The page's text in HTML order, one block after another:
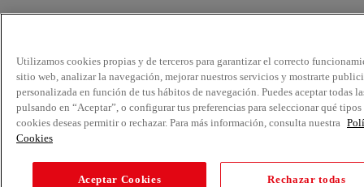
Utilizamos cookies propias y de terceros para garantizar el correcto
sitio web, analizar la navegación, mejorar nuestros servicios y mostrarte
personalizada en función de tus hábitos de navegación. Puedes aceptar todas
pulsando en “Aceptar”, o configurar tus preferencias para seleccionar qué tipos
cookies deseas permitir o rechazar. Para más información, consulta nuestra
Cookies
Aceptar Cookies Rechazar todas